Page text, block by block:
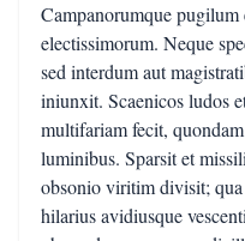
Campanorumque pugilum
electissimorum. Neque
sed interdum aut
iniunxit. Scaenicos ludos
multifariam fecit,
luminibus. Sparsit et
obsonio viritim divisit;
hilarius avidiusque